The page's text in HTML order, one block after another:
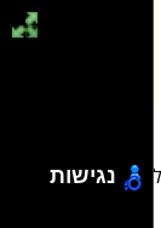
שכל אחד יכול
נגישות